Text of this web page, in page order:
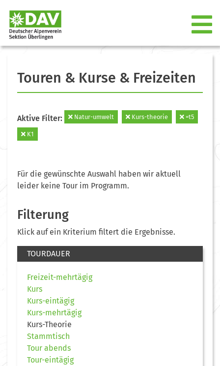
Touren & Kurse & Freizeiten
Aktive Filter: Natur-umwelt Kurs-theorie =t5
K1
Für die gewünschte Auswahl haben wir aktuell
leider keine Tour im Programm.
Filterung
Klick auf ein Kriterium filtert die Ergebnisse.
TOURDAUER
Freizeit-mehrtägig
Kurs
Kurs-eintägig
Kurs-mehrtägig
Kurs-Theorie
Stammtisch
Tour abends
Tour-eintägig